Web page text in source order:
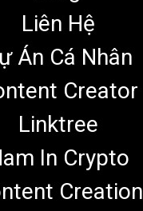
Liên Hệ
Án Cá Nhân
Creator
Linktree
In Crypto
Creation